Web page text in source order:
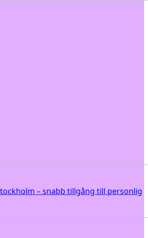
– snabb tillgång till personlig